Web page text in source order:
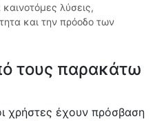
καινοτόμες λύσεις,
και την πρόοδο των
τους παρακάτω
χρήστες έχουν πρόσβαση